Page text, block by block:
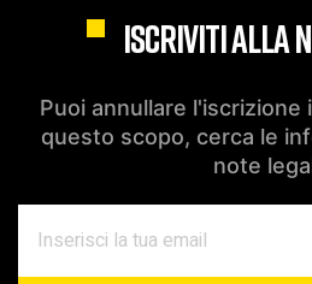
ISCRIVITI ALLA
Puoi annullare l'iscrizione
questo scopo, cerca le
note